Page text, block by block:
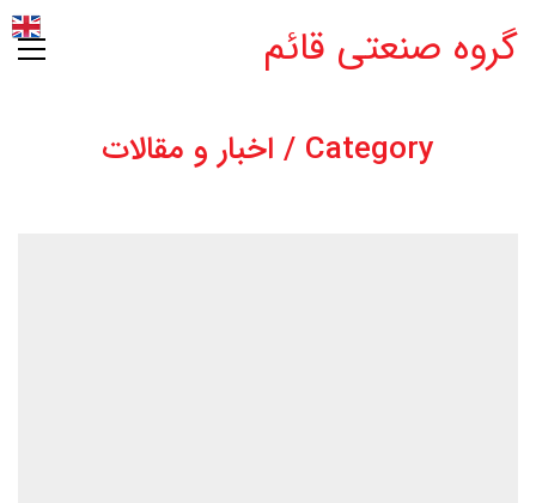
گروه صنعتی قائم
Category / اخبار و مقالات